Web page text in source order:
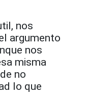
nos
argumento
nos
misma
no
lo que